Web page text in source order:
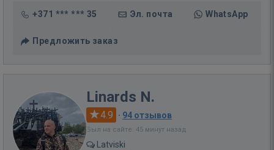
+371 *** *** 35 Эл. почта WhatsApp
Предложить заказ
Linards N.
4.9 · 94 отзывов
Был на сайте: 45 минут назад
Latviski